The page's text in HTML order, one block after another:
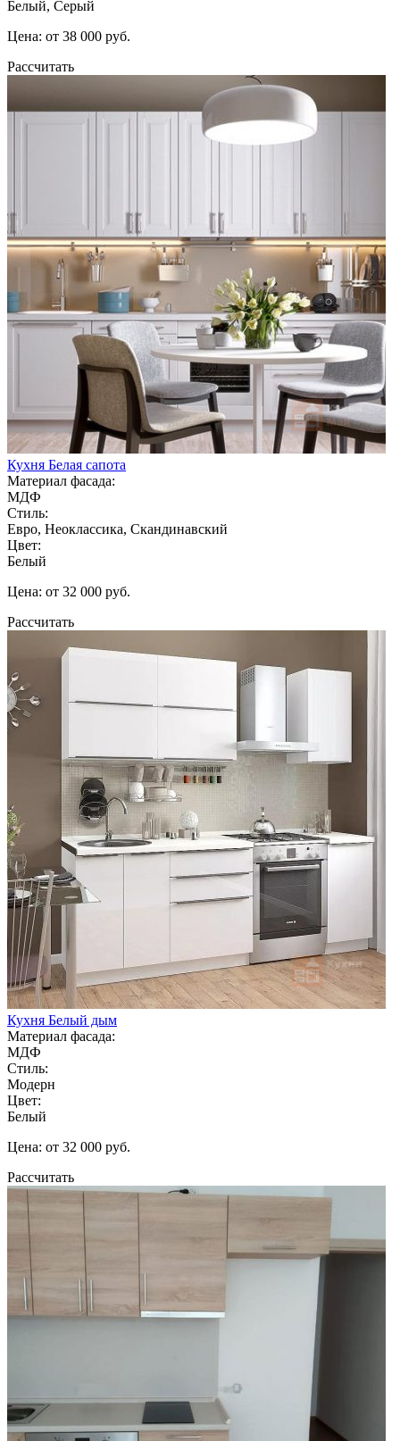
Белый, Серый
Цена: от 38 000 руб.
Рассчитать
Кухня Белая сапота
Материал фасада:
МДФ
Стиль:
Евро, Неоклассика, Скандинавский
Цвет:
Белый
Цена: от 32 000 руб.
Рассчитать
Кухня Белый дым
Материал фасада:
МДФ
Стиль:
Модерн
Цвет:
Белый
Цена: от 32 000 руб.
Рассчитать